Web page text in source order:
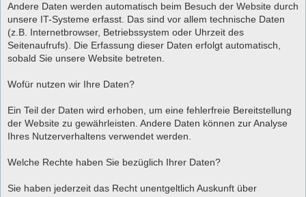
Andere Daten werden automatisch beim Besuch der Website durch
unsere IT-Systeme erfasst. Das sind vor allem technische Daten
(z.B. Internetbrowser, Betriebssystem oder Uhrzeit des
Seitenaufrufs). Die Erfassung dieser Daten erfolgt automatisch,
sobald Sie unsere Website betreten.
Wofür nutzen wir Ihre Daten?
Ein Teil der Daten wird erhoben, um eine fehlerfreie Bereitstellung
der Website zu gewährleisten. Andere Daten können zur Analyse
Ihres Nutzerverhaltens verwendet werden.
Welche Rechte haben Sie bezüglich Ihrer Daten?
Sie haben jederzeit das Recht unentgeltlich Auskunft über